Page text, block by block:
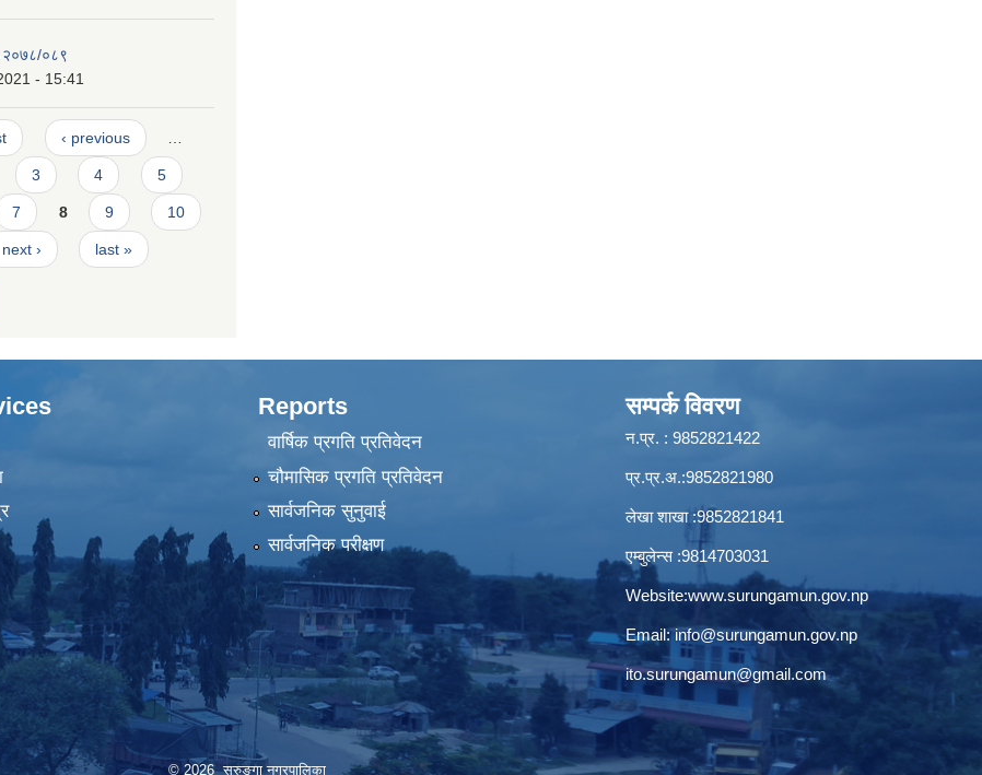
२०७८/०८९
- 15:41
‹ previous …
3 4 5
7 8 9 10
next › last »
Reports
वार्षिक प्रगति प्रतिवेदन
चौमासिक प्रगति प्रतिवेदन
सार्वजनिक सुनुवाई
सार्वजनिक परीक्षण
सम्पर्क विवरण
न.प्र. : 9852821422
प्र.प्र.अ.:9852821980
लेखा शाखा :9852821841
एम्बुलेन्स :9814703031
Website:www.surungamun.gov.np
Email:info@surungamun.gov.np
ito.surungamun@gmail.com
© 2026 सुरुङ्‍गा नगरपालिका